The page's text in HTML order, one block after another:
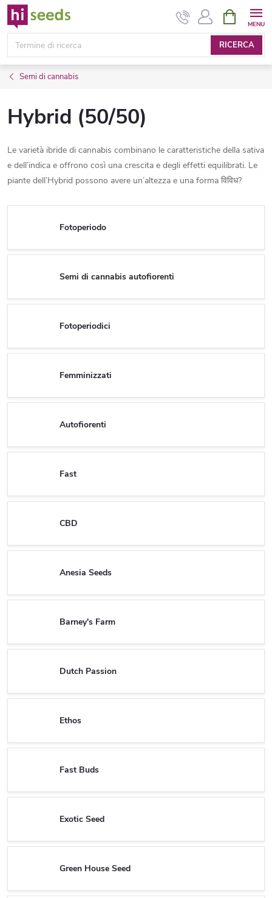
Vai
contenuto
RICERCA
DELLA
SPESA
Semi di cannabis
Hybrid (50/50)
Le varietà ibride di cannabis combinano le caratteristiche della sativa
e dell’indica e offrono così una crescita e degli effetti equilibrati. Le
piante dell’Hybrid possono avere un’altezza e una forma विविध?
Fotoperiodo
Semi di cannabis autofiorenti
Fotoperiodici
Femminizzati
Autofiorenti
Fast
CBD
Anesia Seeds
Barney's Farm
Dutch Passion
Ethos
Fast Buds
Exotic Seed
Green House Seed